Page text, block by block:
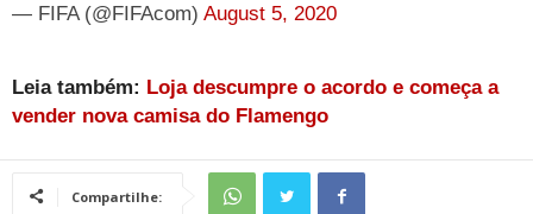
— FIFA (@FIFAcom) August 5, 2020
Leia também: Loja descumpre o acordo e começa a
vender nova camisa do Flamengo
Compartilhe: